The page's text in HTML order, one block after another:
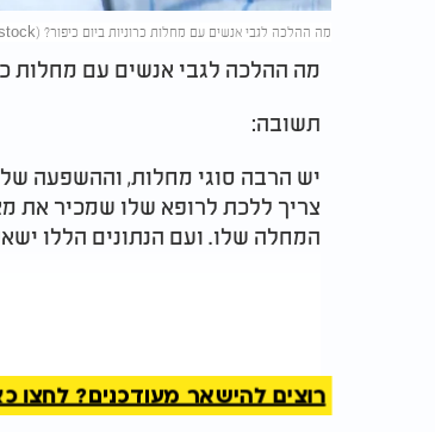
מה ההלכה לגבי אנשים עם מחלות כרוניות ביום כיפור? (mailsonpignata /shutterstock)
מה ההלכה לגבי אנשים עם מחלות
תשובה:
יש הרבה סוגי מחלות, וההשפעה
צריך ללכת לרופא שלו שמכיר את
המחלה שלו. ועם הנתונים הללו
רוצים להישאר מעודכנים? לחצו